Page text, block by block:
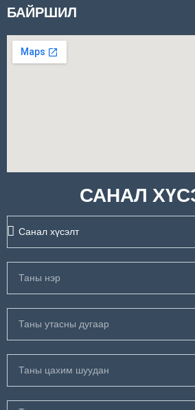
БАЙРШИЛ
САНАЛ